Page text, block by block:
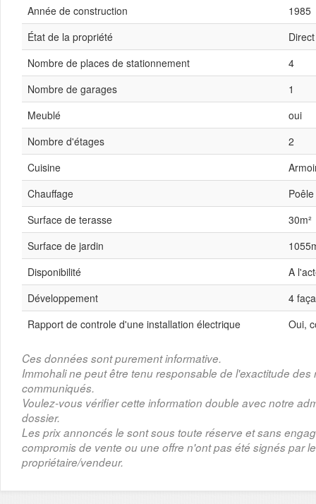
Année de construction
1985
État de la propriété
Nombre de places de stationnement
4
Nombre de garages
1
Meublé
oui
Nombre d'étages
2
Cuisine
Chauffage
Surface de terasse
30m²
Surface de jardin
Disponibilité
A
Développement
4
Rapport de controle d'une installation électrique
Oui,
Ces données sont purement informative.
Immohali ne peut être tenu responsable de l'exactitude
communiqués.
Voulez-vous vérifier cette information double avec notre
dossier.
Les prix annoncés le sont sous toute réserve et sans
compromis de vente ou une offre n'ont pas été signés par le
propriétaire/vendeur.